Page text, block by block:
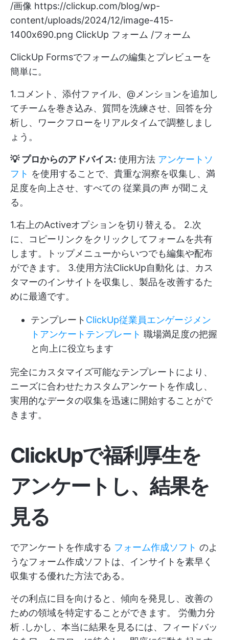
/画像 https://clickup.com/blog/wp-
content/uploads/2024/12/image-415-
1400x690.png ClickUp フォーム /フォーム
ClickUp Formsでフォームの編集とプレビューを
簡単に。
1.コメント、添付ファイル、@メンションを追加し
てチームを巻き込み、質問を洗練させ、回答を分
析し、ワークフローをリアルタイムで調整しまし
ょう。
💡 プロからのアドバイス: 使用方法 アンケートソ
フト を使用することで、貴重な洞察を収集し、満
足度を向上させ、すべての 従業員の声 が聞こえ
る。
1.右上のActiveオプションを切り替える。 2.次
に、コピーリンクをクリックしてフォームを共有
します。トップメニューからいつでも編集や配布
ができます。 3.使用方法ClickUp自動化 は、カス
タマーのインサイトを収集し、製品を改善するた
めに最適です。
テンプレート ClickUp従業員エンゲージメン
トアンケートテンプレート 職場満足度の把握
と向上に役立ちます
完全にカスタマイズ可能なテンプレートにより、
ニーズに合わせたカスタムアンケートを作成し、
実用的なデータの収集を迅速に開始することがで
きます。
ClickUpで福利厚生を
アンケートし、結果を
見る
でアンケートを作成する フォーム作成ソフト のよ
うなフォーム作成ソフトは、インサイトを素早く
収集する優れた方法である。
その利点に目を向けると、傾向を発見し、改善の
ための領域を特定することができます。 労働力分
析 .しかし、本当に結果を見るには、フィードバッ